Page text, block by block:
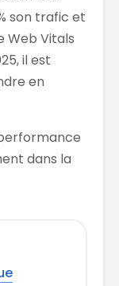
son trafic et
Web Vitals
il est
en
dans la